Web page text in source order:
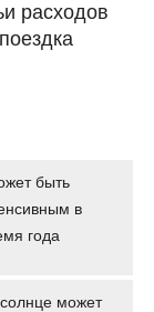
расходов
быть
в
года
может